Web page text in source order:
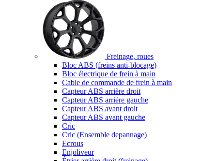
Freinage, roues
Bloc ABS (freins anti-blocage)
Bloc électrique de frein à main
Cable de commande de frein à main
Capteur ABS arrière droit
Capteur ABS arrière gauche
Capteur ABS avant droit
Capteur ABS avant gauche
Cric
Cric (Ensemble depannage)
Ecrous
Enjoliveur